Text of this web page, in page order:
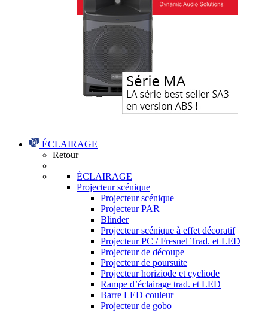
ÉCLAIRAGE
Retour
ÉCLAIRAGE
Projecteur scénique
Projecteur scénique
Projecteur PAR
Blinder
Projecteur scénique à effet décoratif
Projecteur PC / Fresnel Trad. et LED
Projecteur de découpe
Projecteur de poursuite
Projecteur horiziode et cycliode
Rampe d’éclairage trad. et LED
Barre LED couleur
Projecteur de gobo